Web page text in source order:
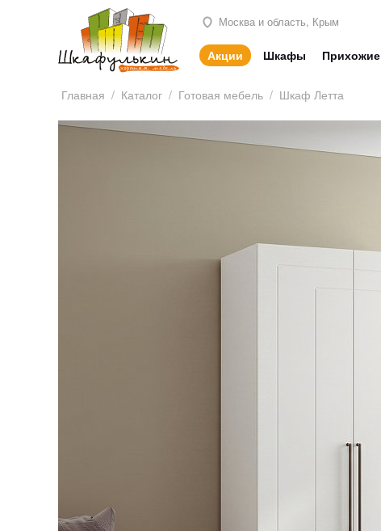
Москва и область, Крым
Акции Шкафы Прихожие
Главная / Каталог / Готовая мебель / Шкаф Летта